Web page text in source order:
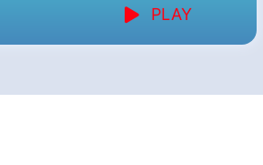
PLAY